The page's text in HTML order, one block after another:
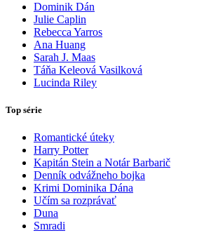
Dominik Dán
Julie Caplin
Rebecca Yarros
Ana Huang
Sarah J. Maas
Táňa Keleová Vasilková
Lucinda Riley
Top série
Romantické úteky
Harry Potter
Kapitán Stein a Notár Barbarič
Denník odvážneho bojka
Krimi Dominika Dána
Učím sa rozprávať
Duna
Smradi